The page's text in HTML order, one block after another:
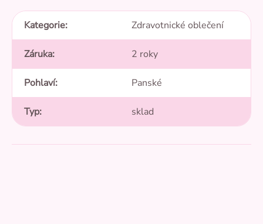
Kategorie: Zdravotnické oblečení
Záruka: 2 roky
Pohlaví: Panské
Typ: sklad